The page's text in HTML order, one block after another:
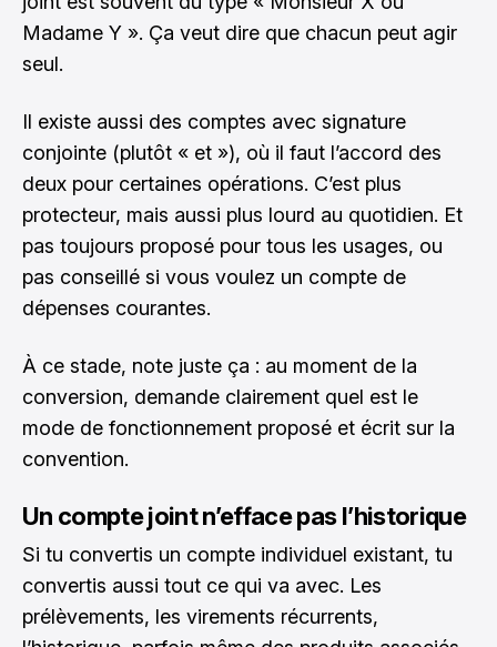
Madame Y ». Ça veut dire que chacun peut agir
seul.
Il existe aussi des comptes avec signature
conjointe (plutôt « et »), où il faut l’accord des
deux pour certaines opérations. C’est plus
protecteur, mais aussi plus lourd au quotidien. Et
pas toujours proposé pour tous les usages, ou
pas conseillé si vous voulez un compte de
dépenses courantes.
À ce stade, note juste ça : au moment de la
conversion, demande clairement quel est le
mode de fonctionnement proposé et écrit sur la
convention.
Un compte joint n’efface pas l’historique
Si tu convertis un compte individuel existant, tu
convertis aussi tout ce qui va avec. Les
prélèvements, les virements récurrents,